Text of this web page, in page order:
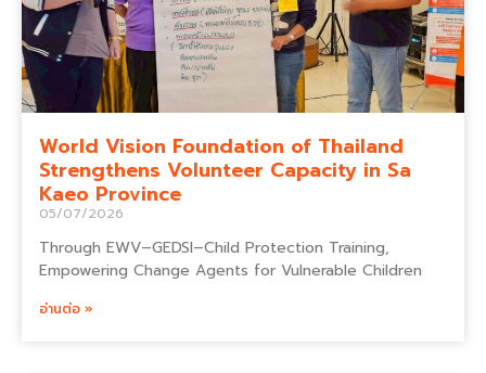
World Vision Foundation of Thailand
Strengthens Volunteer Capacity in Sa
Kaeo Province
05/07/2026
Through EWV–GEDSI–Child Protection Training,
Empowering Change Agents for Vulnerable Children
อ่านต่อ »